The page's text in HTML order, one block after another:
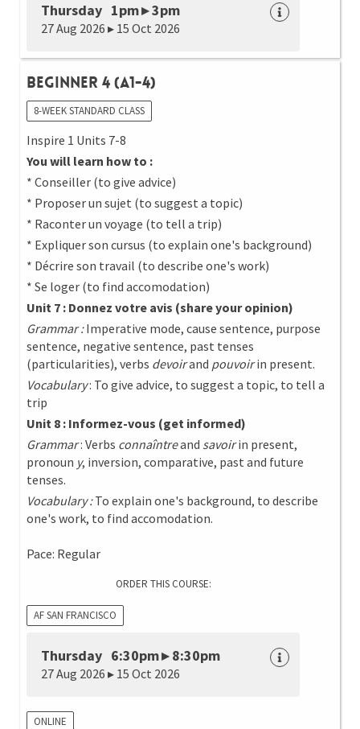
Thursday 1pm ▸ 3pm
27 Aug 2026 ▸ 15 Oct 2026
Beginner 4 (A1-4)
8-WEEK STANDARD CLASS
Inspire 1 Units 7-8
You will learn how to :
* Conseiller (to give advice)
* Proposer un sujet (to suggest a topic)
* Raconter un voyage (to tell a trip)
* Expliquer son cursus (to explain one's background)
* Décrire son travail (to describe one's work)
* Se loger (to find accomodation)
Unit 7 : Donnez votre avis (share your opinion)
Grammar :Imperative mode, cause sentence, purpose
sentence, negative sentence, past tenses
(particularities), verbs devoirand pouvoirin present.
Vocabulary: To give advice, to suggest a topic, to tell a
trip
Unit 8 : Informez-vous (get informed)
Grammar: Verbs connaîntreand savoirin present,
pronoun y, inversion, comparative, past and future
tenses.
Vocabulary :To explain one's background, to describe
one's work, to find accomodation.
Pace: Regular
ORDER THIS COURSE:
AF SAN FRANCISCO
Thursday 6:30pm ▸ 8:30pm
27 Aug 2026 ▸ 15 Oct 2026
ONLINE